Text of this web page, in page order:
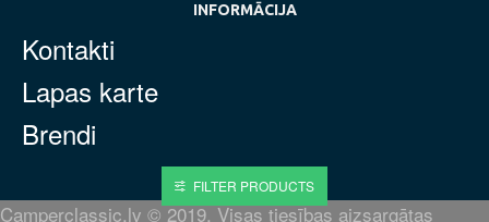
INFORMĀCIJA
Kontakti
Lapas karte
Brendi
Camperclassic.lv © 2019. Visas tiesības aizsargātas
FILTER PRODUCTS